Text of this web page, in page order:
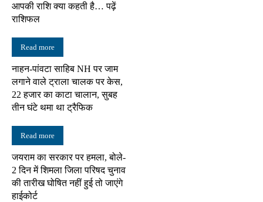
आपकी राशि क्या कहती है… पढ़ें
राशिफल
Read more
नाहन-पांवटा साहिब NH पर जाम
लगाने वाले ट्राला चालक पर केस,
22 हजार का काटा चालान, सुबह
तीन घंटे थमा था ट्रैफिक
Read more
जयराम का सरकार पर हमला, बोले-
2 दिन में शिमला जिला परिषद चुनाव
की तारीख घोषित नहीं हुई तो जाएंगे
हाईकोर्ट